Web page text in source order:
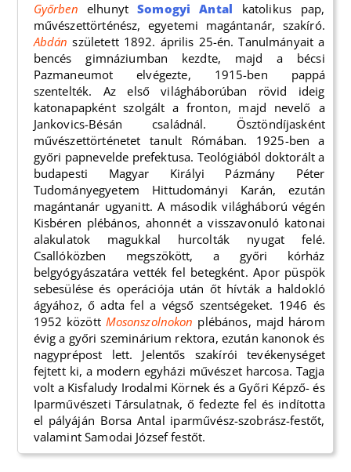
Győrben elhunyt Somogyi Antal katolikus pap,
művészettörténész, egyetemi magántanár, szakíró.
Abdán született 1892. április 25-én. Tanulmányait a
bencés gimnáziumban kezdte, majd a bécsi
Pazmaneumot elvégezte, 1915-ben pappá
szentelték. Az első világháborúban rövid ideig
katonapapként szolgált a fronton, majd nevelő a
Jankovics-Bésán családnál. Ösztöndíjasként
művészettörténetet tanult Rómában. 1925-ben a
győri papnevelde prefektusa. Teológiából doktorált a
budapesti Magyar Királyi Pázmány Péter
Tudományegyetem Hittudományi Karán, ezután
magántanár ugyanitt. A második világháború végén
Kisbéren plébános, ahonnét a visszavonuló katonai
alakulatok magukkal hurcolták nyugat felé.
Csallóközben megszökött, a győri kórház
belgyógyászatára vették fel betegként. Apor püspök
sebesülése és operációja után őt hívták a haldokló
ágyához, ő adta fel a végső szentségeket. 1946 és
1952 között Mosonszolnokon plébános, majd három
évig a győri szeminárium rektora, ezután kanonok és
nagyprépost lett. Jelentős szakírói tevékenységet
fejtett ki, a modern egyházi művészet harcosa. Tagja
volt a Kisfaludy Irodalmi Körnek és a Győri Képző- és
Iparművészeti Társulatnak, ő fedezte fel és indította
el pályáján Borsa Antal iparművész-szobrász-festőt,
valamint Samodai József festőt.